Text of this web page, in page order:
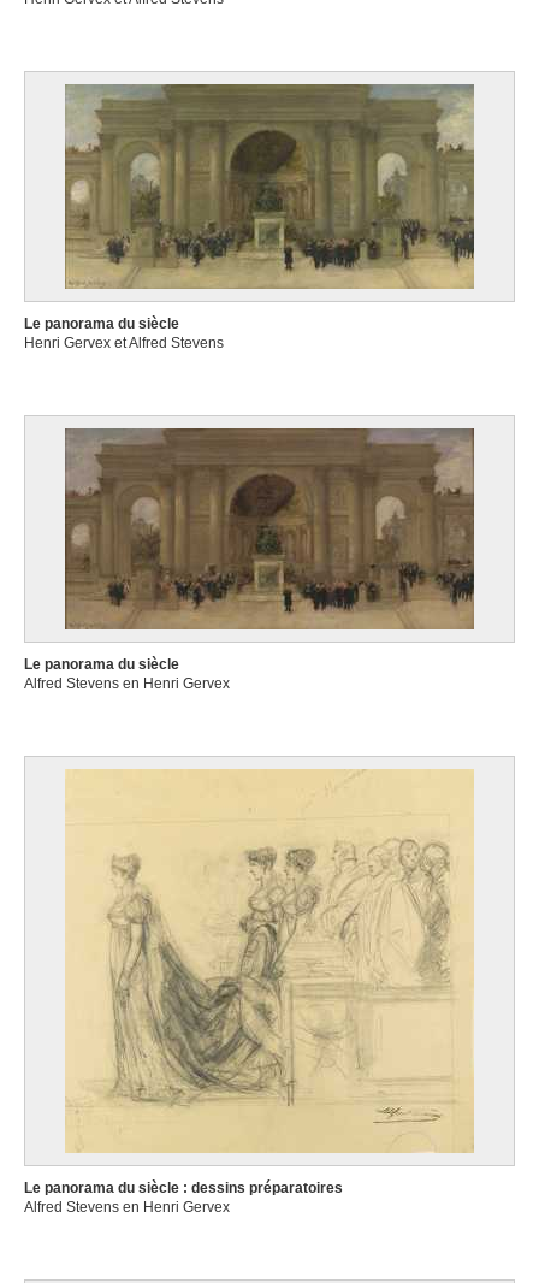
Le panorama du siècle
Henri Gervex et Alfred Stevens
Le panorama du siècle
Alfred Stevens en Henri Gervex
Le panorama du siècle : dessins préparatoires
Alfred Stevens en Henri Gervex